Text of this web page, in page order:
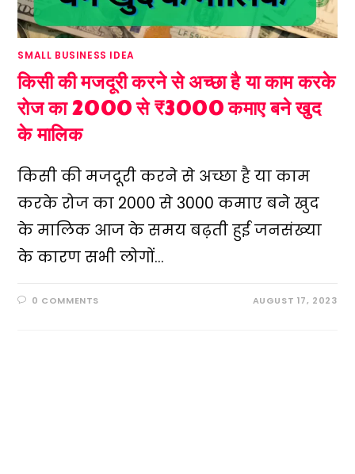
SMALL BUSINESS IDEA
किसी की मजदूरी करने से अच्छा है या काम करके
रोज का 2000 से ₹3000 कमाए बने खुद
के मालिक
किसी की मजदूरी करने से अच्छा है या काम
करके रोज का 2000 से ₹3000 कमाए बने खुद
के मालिक आज के समय बढ़ती हुई जनसंख्या
के कारण सभी लोगों…
0 COMMENTS AUGUST 17, 2023